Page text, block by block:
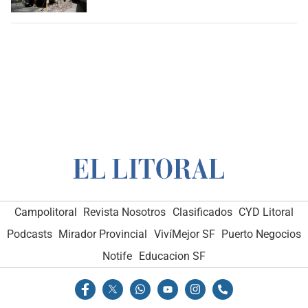
Campolitoral Revista Nosotros Clasificados CYD Litoral
Podcasts Mirador Provincial VivíMejor SF Puerto Negocios
Notife Educacion SF